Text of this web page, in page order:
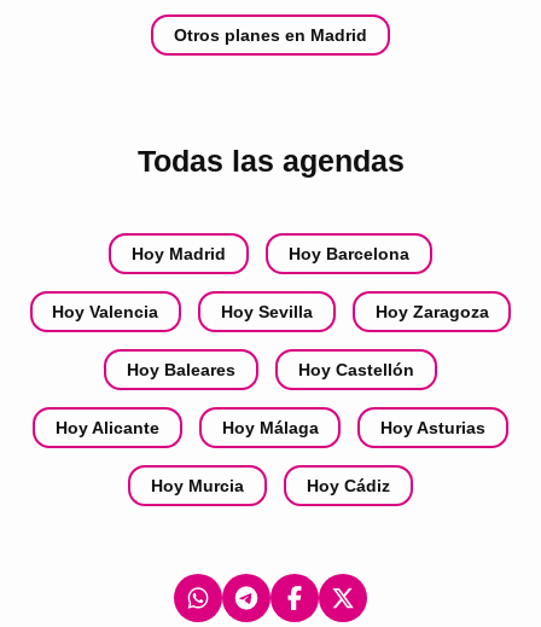
Otros planes en Madrid
Todas las agendas
Hoy Madrid Hoy Barcelona
Hoy Valencia Hoy Sevilla Hoy Zaragoza
Hoy Baleares Hoy Castellón
Hoy Alicante Hoy Málaga Hoy Asturias
Hoy Murcia Hoy Cádiz